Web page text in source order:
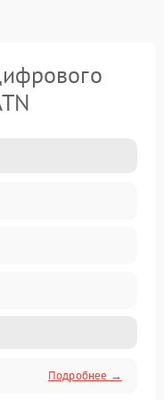
Подробнее →